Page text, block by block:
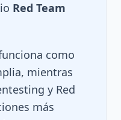
Red Team
como
mientras
y Red
más